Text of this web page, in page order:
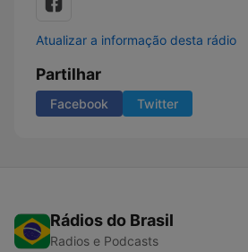
Atualizar a informação desta rádio
Partilhar
Facebook Twitter
Rádios do Brasil
Radios e Podcasts